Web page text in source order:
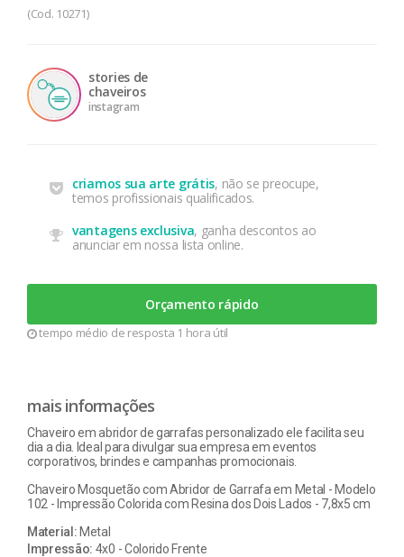
(Cod. 10271)
stories de
chaveiros
instagram
criamos sua arte grátis, não se preocupe,
temos profissionais qualificados.
vantagens exclusiva, ganha descontos ao
anunciar em nossa lista online.
Orçamento rápido
tempo médio de resposta 1 hora útil
mais informações
Chaveiro em abridor de garrafas personalizado ele facilita seu
dia a dia. Ideal para divulgar sua empresa em eventos
corporativos, brindes e campanhas promocionais.
Chaveiro Mosquetão com Abridor de Garrafa em Metal - Modelo
102 - Impressão Colorida com Resina dos Dois Lados - 7,8x5 cm
Material: Metal
Impressão: 4x0 - Colorido Frente